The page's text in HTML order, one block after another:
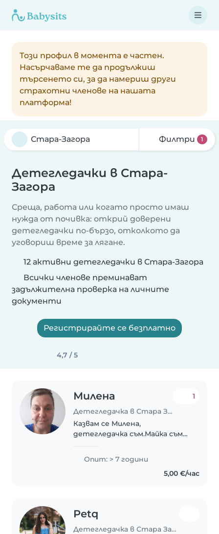
Този профил в момента е частен.
Насърчаваме те да продължиш
търсенето си, за да намериш други
страхотни членове на нашата
платформа!
Филтри 1
Детегледачки в Стара-
Загора
Среща, работа или когато просто имаш
нужда от почивка: открий доверени
детегледачки по-бързо, отколкото да
уговориш време за лягане.
12 активни детегледачки в Стара-Загора
Всички членове преминават
задължителна проверка на личните
документи
Регистрирайте се безплатно
4,7 / 5
Милена
Детегледачка в Стара Загора
1
Казвам се Милена,
детегледачка съм.Майка съм
много дечицата грижа се за
тях с любов.Усмихната,
Опит: > 7 години
5,00 €/час
Petq
Детегледачка в Стара Загора